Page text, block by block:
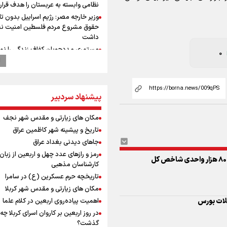
0
بورس
نظامی وابسته به عربستان را هدف
وزیر خارجه مصر: رژیم اسراییل بدون
حقوق مشروع مردم فلسطین امنیت
داشت
مستمری مددجویان کفاف زندگی را
امیررضا غلامی، ملی پوش تکواندو :
روی مسابقات پاکستان است نه بازی
آسیایی
کانال ۱۴ رژیم اسرائیل: عوامل وابسته
در خیابان‌های تل‌آویو قدم می‌زنند
رادین زینالی، ملی پوش تکواندو : قدم
تلاش می کنم تا به طلای المپیک برسم
ونس: ایرانی‌ها مذاکره‌کنندگان سرسختی
هستند
جابجایی مرکز ثقل اقتصاد جهان
فرصت طلایی برای اقتصاد ایران
رئیس جمهور : فشار خارجی در دولت
پیشنهاد سردبیر
مکان های زیارتی و مقدس شهر نجف
تاریخ و پیشینه شهر کاظمین عراق
جاهای دیدنی بغداد عراق
رمز و رازهای عدد چهل و اربعین از زبان
کارشناسان مذهبی
تاریخچه حرم عسکرین (ع) در سامرا
مکان های زیارتی و مقدس شهر کربلا
اهمیت پیاده‌روی اربعین در کلام علما
در روز اربعین بر کاروان اسرای کربلا چه
گذشت؟